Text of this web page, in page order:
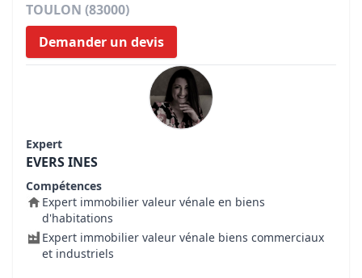
TOULON (83000)
Demander un devis
Expert
EVERS INES
Compétences
Expert immobilier valeur vénale en biens
d'habitations
Expert immobilier valeur vénale biens commerciaux
et industriels